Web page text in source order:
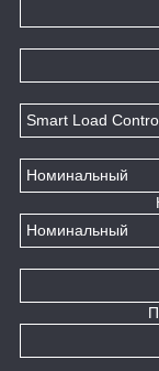
Smart Load
Номинальный
Номинальный